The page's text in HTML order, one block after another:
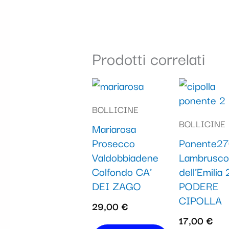
Prodotti correlati
BOLLICINE
Mariarosa
Prosecco
Valdobbiadene
Colfondo CA’
DEI ZAGO
29,00€
BOLLICINE
Lambrusco
dell’Emilia
PODERE
CIPOLLA
17,00€